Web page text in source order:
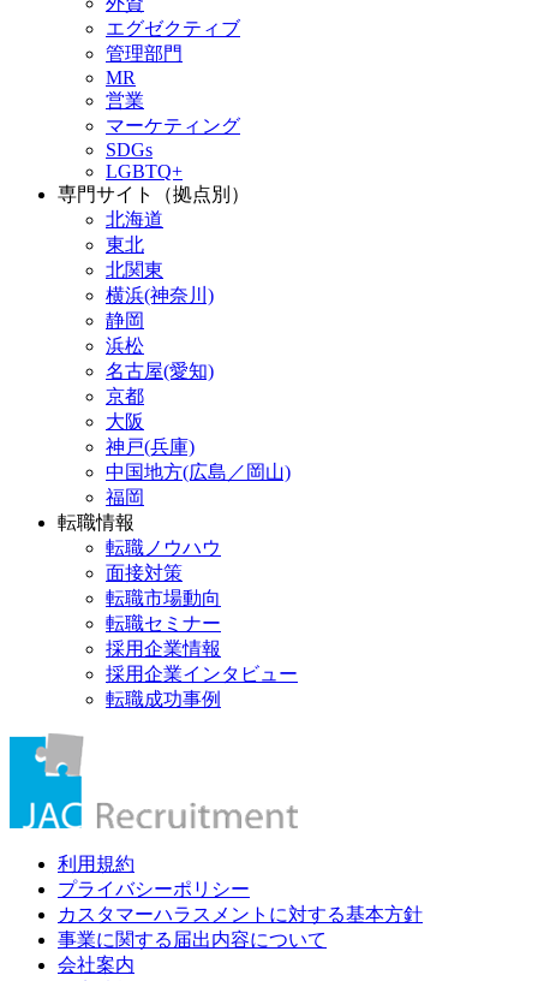
エグゼクティブ
管理部門
MR
営業
マーケティング
SDGs
LGBTQ+
専門サイト（拠点別）
北海道
東北
北関東
横浜(神奈川)
静岡
浜松
名古屋(愛知)
京都
大阪
神戸(兵庫)
中国地方(広島／岡山)
福岡
転職情報
転職ノウハウ
面接対策
転職市場動向
転職セミナー
採用企業情報
採用企業インタビュー
転職成功事例
利用規約
プライバシーポリシー
カスタマーハラスメントに対する基本方針
事業に関する届出内容について
会社案内